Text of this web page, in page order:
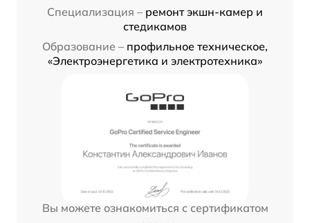
Специализация – ремонт экшн-камер и
стедикамов
Образование – профильное техническое,
«Электроэнергетика и электротехника»
Вы можете ознакомиться с сертификатом